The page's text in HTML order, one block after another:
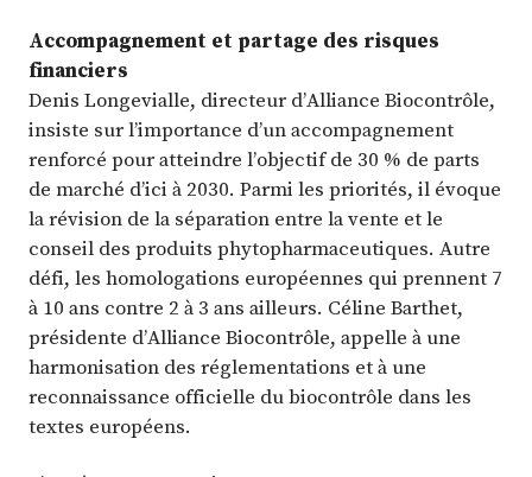
Accompagnement et partage des risques
financiers
Denis Longevialle, directeur d’Alliance Biocontrôle,
insiste sur l’importance d’un accompagnement
renforcé pour atteindre l’objectif de 30 % de parts
de marché d’ici à 2030. Parmi les priorités, il évoque
la révision de la séparation entre la vente et le
conseil des produits phytopharmaceutiques. Autre
défi, les homologations européennes qui prennent 7
à 10 ans contre 2 à 3 ans ailleurs. Céline Barthet,
présidente d’Alliance Biocontrôle, appelle à une
harmonisation des réglementations et à une
reconnaissance officielle du biocontrôle dans les
textes européens.